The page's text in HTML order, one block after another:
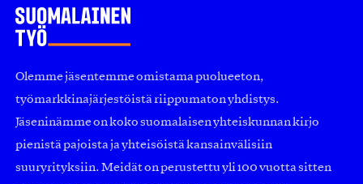
Olemme jäsentemme omistama puolueeton,
työmarkkinajärjestöistä riippumaton yhdistys.
Jäseninämme on koko suomalaisen yhteiskunnan kirjo
pienistä pajoista ja yhteisöistä kansainvälisiin
suuryrityksiin. Meidät on perustettu yli 100 vuotta sitten